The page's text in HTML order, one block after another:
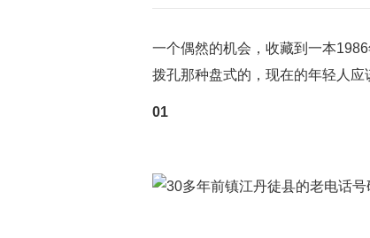
一个偶然的机会，收藏到一本
拨孔那种盘式的，现在的年轻人应
01